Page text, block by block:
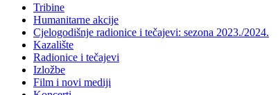
Tribine
Humanitarne akcije
Cjelogodišnje radionice i tečajevi: sezona 2023./2024.
Kazalište
Radionice i tečajevi
Izložbe
Film i novi mediji